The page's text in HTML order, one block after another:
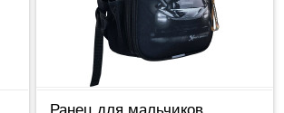
Ранец для мальчиков